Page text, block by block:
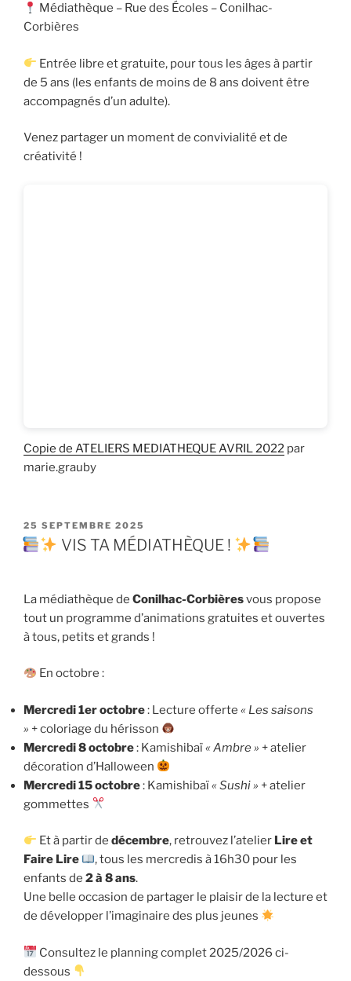
Médiathèque – Rue des Écoles – Conilhac-
Corbières
Entrée libre et gratuite, pour tous les âges à partir
de 5 ans (les enfants de moins de 8 ans doivent être
accompagnés d’un adulte).
Venez partager un moment de convivialité et de
créativité !
Copie de ATELIERS MEDIATHEQUE AVRIL 2022 par
marie.grauby
PUBLIÉ
LE
25 SEPTEMBRE 2025
VIS TA MÉDIATHÈQUE !
La médiathèque de Conilhac-Corbièresvous propose
tout un programme d’animations gratuites et ouvertes
à tous, petits et grands !
En octobre :
Mercredi 1er octobre: Lecture offerte « Les saisons
» + coloriage du hérisson
Mercredi 8 octobre: Kamishibaï« Ambre » + atelier
décoration d’Halloween
Mercredi 15 octobre: Kamishibaï« Sushi » + atelier
gommettes
Et à partir dedécembre, retrouvez l’atelier Lire et
Faire Lire
, tous les mercredis à 16h30 pour les
enfants de 2 à 8 ans.
Une belle occasion de partager le plaisir de la lecture et
de développer l’imaginaire des plus jeunes
Consultez le planning complet 2025/2026 ci-
dessous